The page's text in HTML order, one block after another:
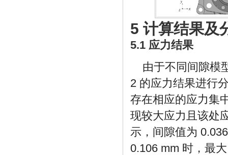
5 计算结果及
5.1 应力结果
由于不同间隙模
2 的应力结果进行
存在相应的应力集
现较大应力且该处
示，间隙值为
0.106 mm 时，最